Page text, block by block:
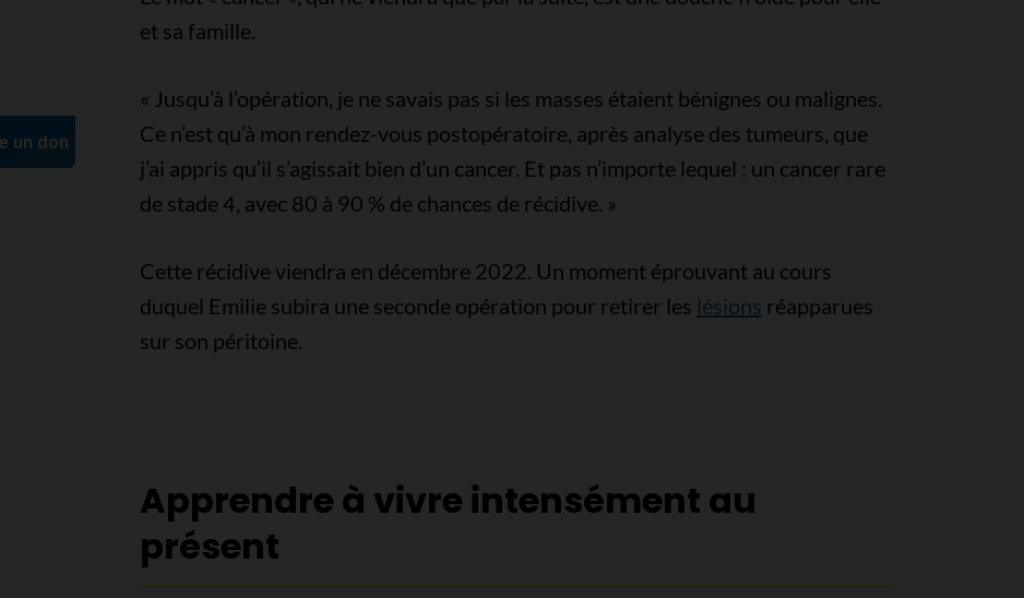
et sa famille.
« Jusqu’à l’opération, je ne savais pas si les masses étaient bénignes ou malignes.
Ce n’est qu’à mon rendez-vous postopératoire, après analyse des tumeurs, que
j’ai appris qu’il s’agissait bien d’un cancer. Et pas n’importe lequel : un cancer rare
de stade 4, avec 80 à 90 % de chances de récidive. »
Cette récidive viendra en décembre 2022. Un moment éprouvant au cours
duquel Emilie subira une seconde opération pour retirer les lésions réapparues
sur son péritoine.
Apprendre à vivre intensément au
présent